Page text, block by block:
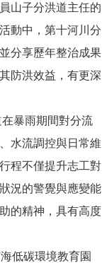
山子分洪道主任的
動中，第十河川分
分享歷年整治成果
防洪效益，有更深
暴雨期間對分流
水流調控與日常維
程不僅提升志工對
況的警覺與應變能
的精神，具有高度
低碳環境教育園